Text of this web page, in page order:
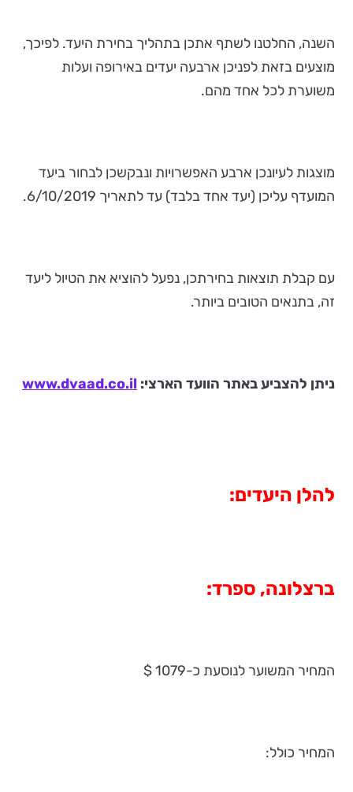
השנה, החלטנו לשתף אתכן בתהליך בחירת היעד. לפיכך,
מוצעים בזאת לפניכן ארבעה יעדים באירופה ועלות
משוערת לכל אחד מהם.
מוצגות לעיונכן ארבע האפשרויות ונבקשכן לבחור ביעד
המועדף עליכן (יעד אחד בלבד) עד לתאריך 6/10/2019.
עם קבלת תוצאות בחירתכן, נפעל להוציא את הטיול ליעד
זה, בתנאים הטובים ביותר.
ניתן להצביע באתר הוועד הארצי: www.dvaad.co.il
להלן היעדים:
ברצלונה, ספרד:
המחיר המשוער לנוסעת כ-1079 $
המחיר כולל: